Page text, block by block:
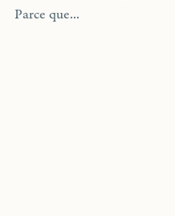
Parce que...